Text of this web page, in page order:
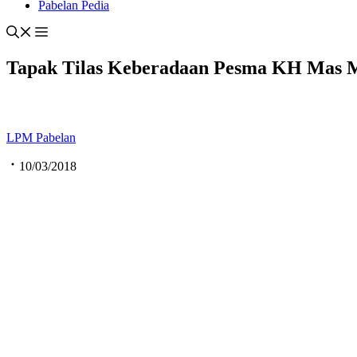
Pabelan Pedia
Tapak Tilas Keberadaan Pesma KH Mas
LPM Pabelan
10/03/2018